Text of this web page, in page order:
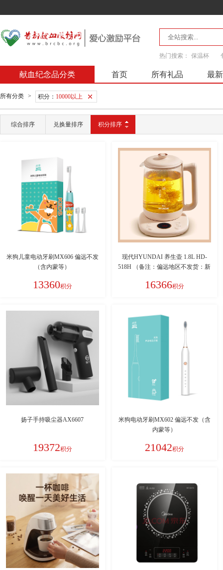
热门搜索： 保温杯
献血纪念品分类 首页 所有礼品 最
所有分类 > 积分： 10000以上
综合排序 兑换量排序 积分排序
米狗儿童电动牙刷MX606 偏远不发
（含内蒙等）
13360积分
现代HYUNDAI 养生壶 1.8L HD-
518H （备注：偏远地区不发货：新
蒙古、海南）
16366积分
扬子手持吸尘器AX6607
19372积分
米狗电动牙刷MX602 偏远不发（含
内蒙等）
21042积分